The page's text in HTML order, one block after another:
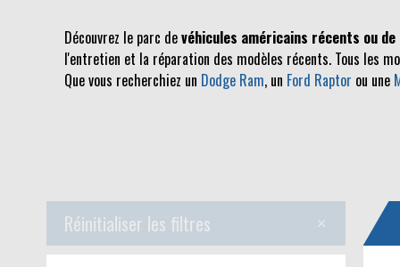
Découvrez le parc devéhicules américains récents ou
l'entretien et la réparation des modèles récents. Tous les
Que vous recherchiez un Dodge Ram, un Ford Raptor ou une
Réinitialiser les filtres